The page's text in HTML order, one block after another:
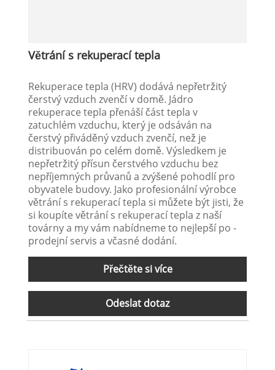
Větrání s rekuperací tepla
Rekuperace tepla (HRV) dodává nepřetržitý
čerstvý vzduch zvenčí v domě. Jádro
rekuperace tepla přenáší část tepla v
zatuchlém vzduchu, který je odsáván na
čerstvý přiváděný vzduch zvenčí, než je
distribuován po celém domě. Výsledkem je
nepřetržitý přísun čerstvého vzduchu bez
nepříjemných průvanů a zvýšené pohodlí pro
obyvatele budovy. Jako profesionální výrobce
větrání s rekuperací tepla si můžete být jisti, že
si koupíte větrání s rekuperací tepla z naší
továrny a my vám nabídneme to nejlepší po -
prodejní servis a včasné dodání.
Přečtěte si více
Odeslat dotaz